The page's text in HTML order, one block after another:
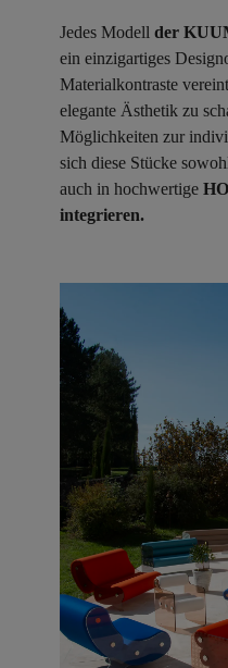
Jedes Modell der
ein einzigartiges
Materialkontraste
elegante Ästhetik zu
Möglichkeiten zur
sich diese Stücke
auch in hochwertige
integrieren.